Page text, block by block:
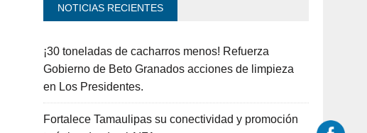
NOTICIAS RECIENTES
¡30 toneladas de cacharros menos! Refuerza
Gobierno de Beto Granados acciones de limpieza
en Los Presidentes.
Fortalece Tamaulipas su conectividad y promoción